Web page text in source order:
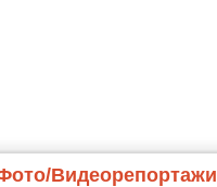
Видеорепортажи